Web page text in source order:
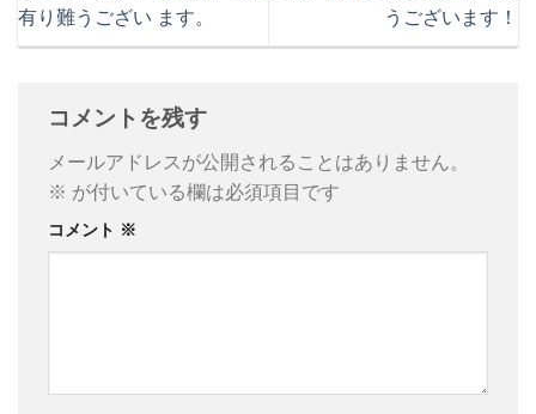
有り難うござい ます。
うございます！
コメントを残す
メールアドレスが公開されることはありません。
※ が付いている欄は必須項目です
コメント ※